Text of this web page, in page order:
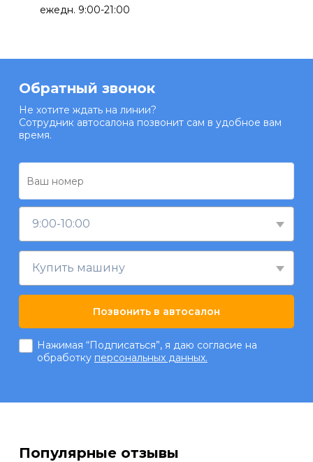
ежедн. 9:00-21:00
Обратный звонок
Не хотите ждать на линии?
Сотрудник автосалона позвонит сам в удобное вам
время.
9:00-10:00
Купить машину
Позвонить в автосалон
Нажимая “Подписаться”, я даю согласие на
обработку персональных данных.
Популярные отзывы